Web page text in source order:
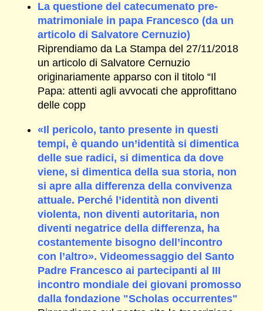
La questione del catecumenato pre-
matrimoniale in papa Francesco (da un
articolo di Salvatore Cernuzio)
Riprendiamo da La Stampa del 27/11/2018
un articolo di Salvatore Cernuzio
originariamente apparso con il titolo “Il
Papa: attenti agli avvocati che approfittano
delle copp
«Il pericolo, tanto presente in questi
tempi, è quando un’identità si dimentica
delle sue radici, si dimentica da dove
viene, si dimentica della sua storia, non
si apre alla differenza della convivenza
attuale. Perché l’identità non diventi
violenta, non diventi autoritaria, non
diventi negatrice della differenza, ha
costantemente bisogno dell’incontro
con l’altro». Videomessaggio del Santo
Padre Francesco ai partecipanti al III
incontro mondiale dei giovani promosso
dalla fondazione "Scholas occurrentes"